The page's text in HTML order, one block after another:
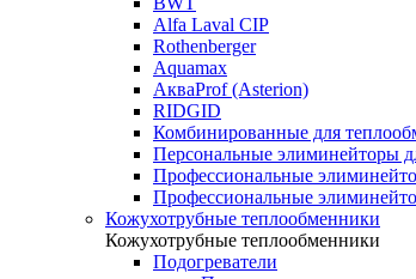
Alfa Laval CIP
Rothenberger
Aquamax
АкваProf (Asterion)
RIDGID
Комбинированные для
Персональные элиминейторы
Профессиональные
Профессиональные
Кожухотрубные теплообменники
Кожухотрубные теплообменники
Подогреватели